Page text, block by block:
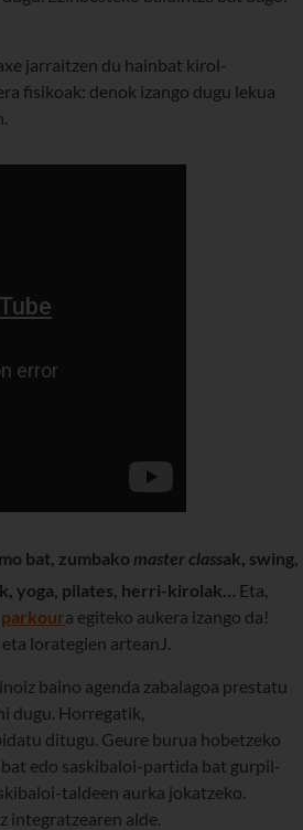
jarraitzen du hainbat kirol-
fisikoak: denok izango dugu lekua
bat, zumbako master classak, swing,
yoga, pilates, herri-kirolak… Eta,
parkoura egiteko aukera izango da!
lorategien arteanJ.
baino agenda zabalagoa prestatu
dugu. Horregatik,
ditugu. Geure burua hobetzeko
edo saskibaloi-partida bat gurpil-
taldeen aurka jokatzeko.
integratzearen alde.